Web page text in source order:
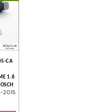
CA
1.6
2015